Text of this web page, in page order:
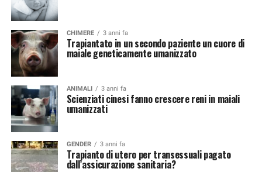
CHIMERE 3 anni fa
Trapiantato in un secondo paziente un cuore di
maiale geneticamente umanizzato
ANIMALI 3 anni fa
Scienziati cinesi fanno crescere reni in maiali
umanizzati
GENDER 3 anni fa
Trapianto di utero per transessuali pagato
dall’assicurazione sanitaria?